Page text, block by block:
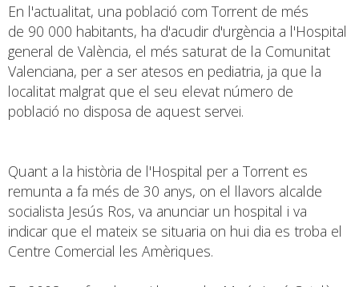
En l'actualitat, una població com Torrent de més
de 90 000 habitants, ha d'acudir d'urgència a l'Hospital
general de València, el més saturat de la Comunitat
Valenciana, per a ser atesos en pediatria, ja que la
localitat malgrat que el seu elevat número de
població no disposa de aquest servei.
Quant a la història de l'Hospital per a Torrent es
remunta a fa més de 30 anys, on el llavors alcalde
socialista Jesús Ros, va anunciar un hospital i va
indicar que el mateix se situaria on hui dia es troba el
Centre Comercial les Amèriques.